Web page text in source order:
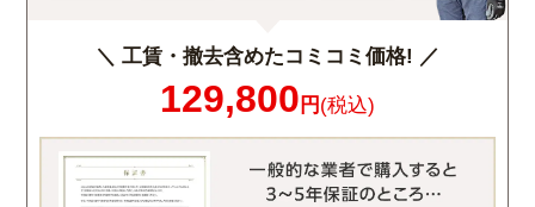
＼ 工賃・撤去含めたコミコミ価格! ／
129,800円(税込)